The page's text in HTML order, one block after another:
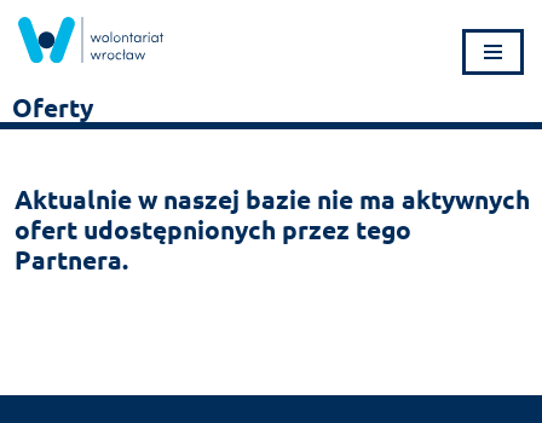
Przejdź
do
treści
Oferty
Aktualnie w naszej bazie nie ma aktywnych
ofert udostępnionych przez tego
Partnera.